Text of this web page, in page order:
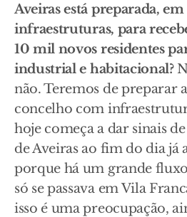
Aveiras está preparada,
infraestruturas, para
10 mil novos residentes
industrial e habitacional?
não. Teremos de preparar
concelho com
hoje começa a dar sinais
de Aveiras ao fim do dia já
porque há um grande
só se passava em Vila
isso é uma preocupação,